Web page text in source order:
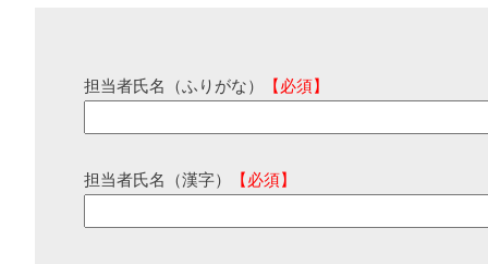
担当者氏名（ふりがな） 【必須】
担当者氏名（漢字） 【必須】